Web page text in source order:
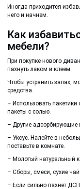
Иногда приходится
него и начнем.
Как
мебели?
При покупке нового
пахнуть лаком и клеем.
Чтобы устранить запах,
средства.
– Использовать
пакеты с солью.
– Другие адсорбирующие
– Уксус. Налейте в
поставьте в комнате.
– Молотый натуральный
– Сборы, смеси, сухие
– Если сильно пахнет